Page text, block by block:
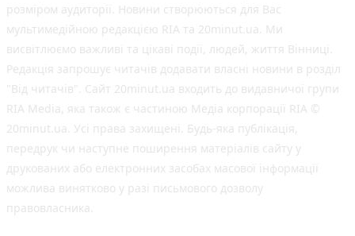
розміром аудиторії. Новини створюються для Вас
мультимедійною редакцією RIA та 20minut.ua. Ми
висвітлюємо важливі та цікаві події, людей, життя Вінниці.
Редакція запрошує читачів додавати власні новини в розділ
"Від читачів". Сайт 20minut.ua входить до видавничої групи
RIA Media, яка також є частиною Медіа корпорації RIA ©
20minut.ua. Усі права захищені. Будь-яка публiкацiя,
передрук чи наступне поширення матеріалів сайту у
друкованих або електронних засобах масової інформації
можлива винятково у разі письмового дозволу
правовласника.